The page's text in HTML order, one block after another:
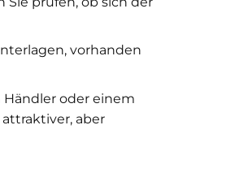
vorhanden
oder einem
aber